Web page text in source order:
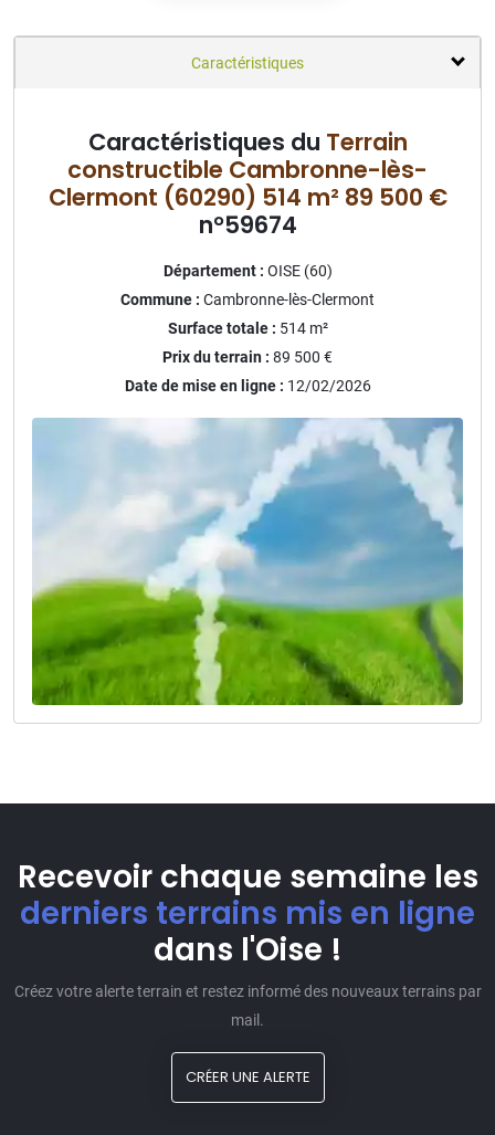
Caractéristiques
Caractéristiques du Terrain
constructible Cambronne-lès-
Clermont (60290) 514 m² 89 500 €
n°59674
Département : OISE (60)
Commune : Cambronne-lès-Clermont
Surface totale : 514 m²
Prix du terrain : 89 500 €
Date de mise en ligne : 12/02/2026
Recevoir chaque semaine les
derniers terrains mis en ligne
dans l'Oise !
Créez votre alerte terrain et restez informé des nouveaux terrains par
mail.
CRÉER UNE ALERTE